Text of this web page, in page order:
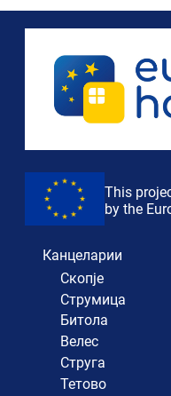
This
by the
Канцеларии
Скопје
Струмица
Битола
Велес
Струга
Тетово